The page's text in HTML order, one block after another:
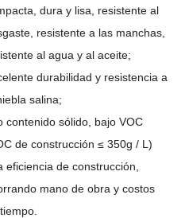
dura y lisa, resistente al
resistente a las manchas,
al agua y al aceite;
durabilidad y resistencia a
salina;
contenido sólido, bajo VOC
de construcción ≤ 350g / L)
eficiencia de construcción,
mano de obra y costos